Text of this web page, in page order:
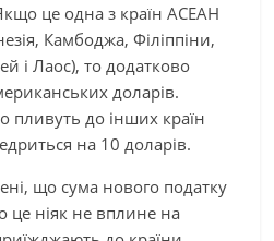
це одна з країн АСЕАН
Камбоджа, Філіппіни,
і Лаос), то додатково
доларів.
пливуть до інших країн
на 10 доларів.
що сума нового податку
це ніяк не вплине на